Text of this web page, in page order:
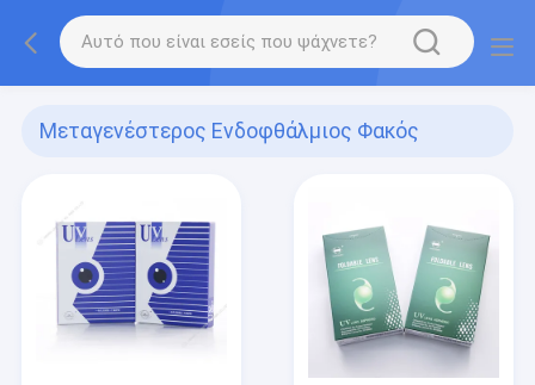
Μεταγενέστερος Ενδοφθάλμιος Φακός
(12)